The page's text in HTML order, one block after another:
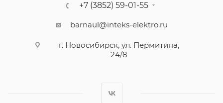
+7 (3852) 59-01-55
barnaul@inteks-elektro.ru
г. Новосибирск, ул. Пермитина,
24/8